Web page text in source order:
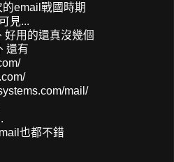
email戰國時期
見...
好用的還真沒幾個
還有
mail/
也都不錯